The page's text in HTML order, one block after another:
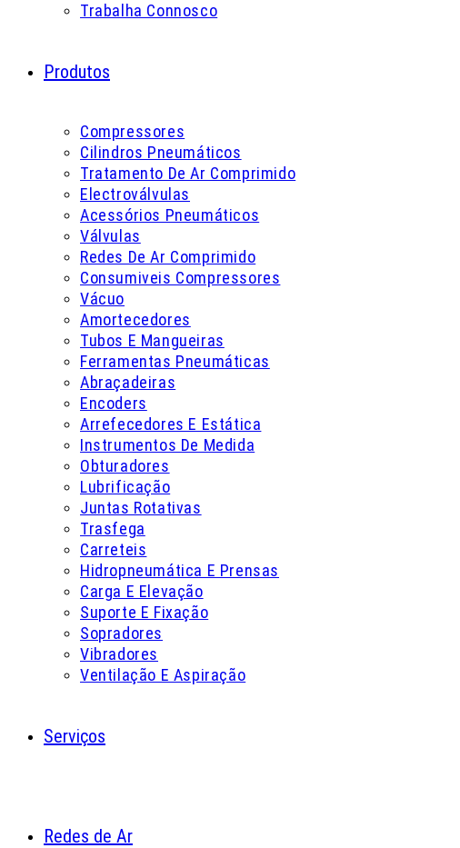
Trabalha Connosco
Produtos
Compressores
Cilindros Pneumáticos
Tratamento De Ar Comprimido
Electroválvulas
Acessórios Pneumáticos
Válvulas
Redes De Ar Comprimido
Consumiveis Compressores
Vácuo
Amortecedores
Tubos E Mangueiras
Ferramentas Pneumáticas
Abraçadeiras
Encoders
Arrefecedores E Estática
Instrumentos De Medida
Obturadores
Lubrificação
Juntas Rotativas
Trasfega
Carreteis
Hidropneumática E Prensas
Carga E Elevação
Suporte E Fixação
Sopradores
Vibradores
Ventilação E Aspiração
Serviços
Redes de Ar